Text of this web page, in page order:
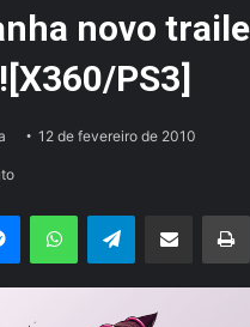
novo
PS3]
12 de fevereiro de 2010